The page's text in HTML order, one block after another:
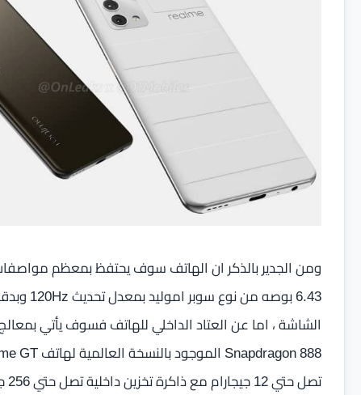
ومن الجدير بالذكر ان الهاتف سوف يحتفظ بمعظم
تصل حتي 12 جيجارام مع ذاكرة تخزين داخلية تصل حتي 256 جيجابايت كما يأتي الهاتف بسُمك 8 مم ويزن 174 جرام .